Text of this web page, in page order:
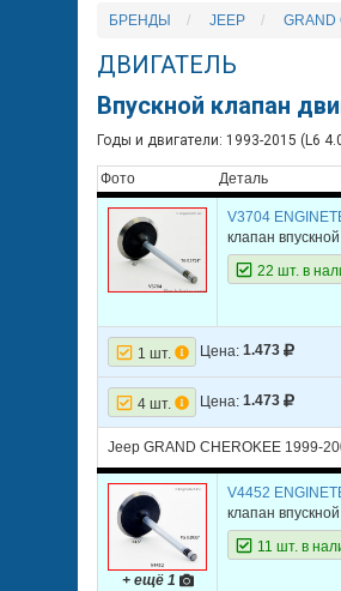
БРЕНДЫ JEEP GRAND
ДВИГАТЕЛЬ
Впускной клапан
Годы и двигатели: 1993-2015 (L6
Фото Деталь
V3704
клапан впускной
22 шт. в
1 шт. Цена: 1.473
4 шт. Цена: 1.473
Jeep GRAND CHEROKEE 1999-
+ ещё 1
V4452
клапан впускной
11 шт. в